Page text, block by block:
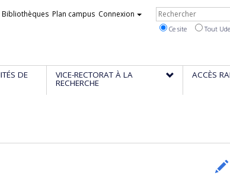
Bibliothèques Plan campus Connexion Rechercher
Ce site Tout
DE VICE-RECTORAT À LA
RECHERCHE
ACCÈS